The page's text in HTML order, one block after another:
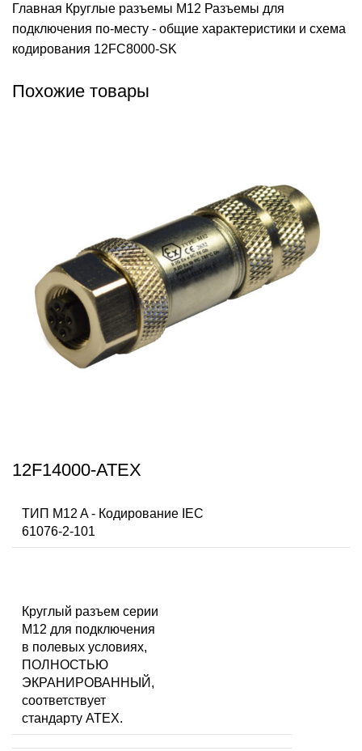
Главная Круглые разъемы M12 Разъемы для
подключения по-месту - общие характеристики и схема
кодирования 12FC8000-SK
Похожие товары
12F14000-ATEX
ТИП M12 A - Кодирование IEC
61076-2-101
Круглый разъем серии
M12 для подключения
в полевых условиях,
ПОЛНОСТЬЮ
ЭКРАНИРОВАННЫЙ,
соответствует
стандарту ATEX.